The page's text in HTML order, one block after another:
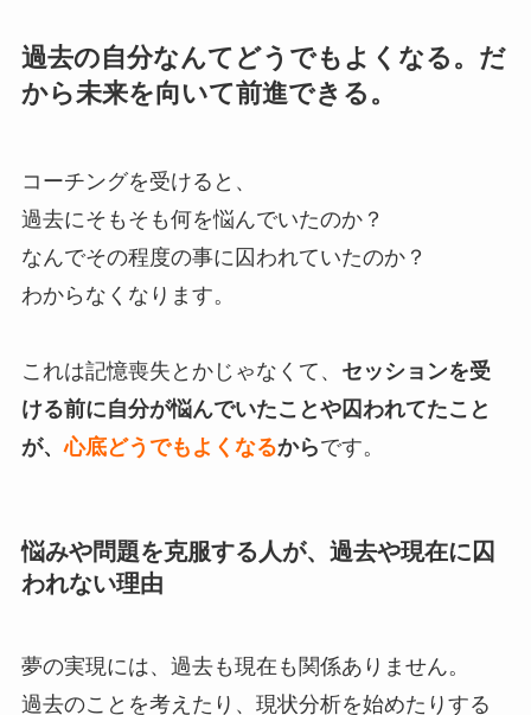
過去の自分なんてどうでもよくなる。だ
から未来を向いて前進できる。
コーチングを受けると、
過去にそもそも何を悩んでいたのか？
なんでその程度の事に囚われていたのか？
わからなくなります。
これは記憶喪失とかじゃなくて、 セッションを受
ける前に自分が悩んでいたことや囚われてたこと
が、心底どうでもよくなるからです。
悩みや問題を克服する人が、過去や現在に囚
われない理由
夢の実現には、過去も現在も関係ありません。
過去のことを考えたり、現状分析を始めたりする